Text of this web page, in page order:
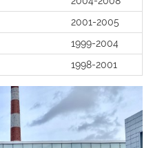
2001-2005
1999-2004
1998-2001